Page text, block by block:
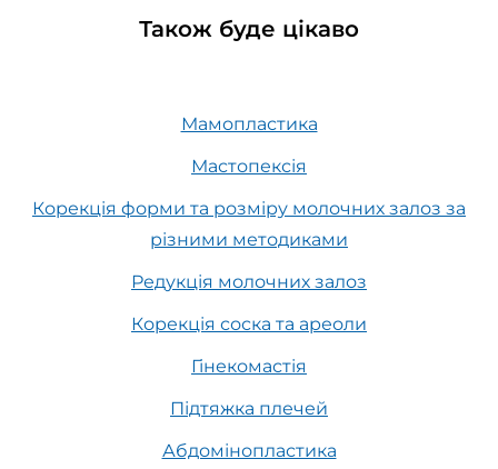
Також буде цікаво
Мамопластика
Мастопексія
Корекція форми та розміру молочних залоз за
різними методиками
Редукція молочних залоз
Корекція соска та ареоли
Гінекомастія
Підтяжка плечей
Абдомінопластика